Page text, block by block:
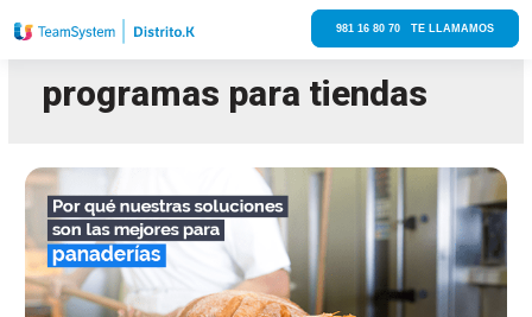
981 16 80 70 TE LLAMAMOS
programas para tiendas